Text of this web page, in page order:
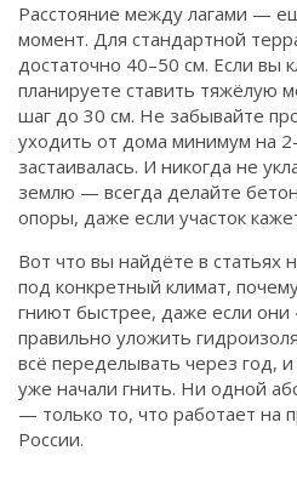
Расстояние между лагами —
момент. Для стандартной
достаточно 40–50 см. Если вы
планируете ставить тяжёлую
шаг до 30 см. Не забывайте
уходить от дома минимум на
застаивалась. И никогда не
землю — всегда делайте
опоры, даже если участок
Вот что вы найдёте в статьях
под конкретный климат,
гниют быстрее, даже если они
правильно уложить
всё переделывать через год,
уже начали гнить. Ни одной
— только то, что работает на
России.